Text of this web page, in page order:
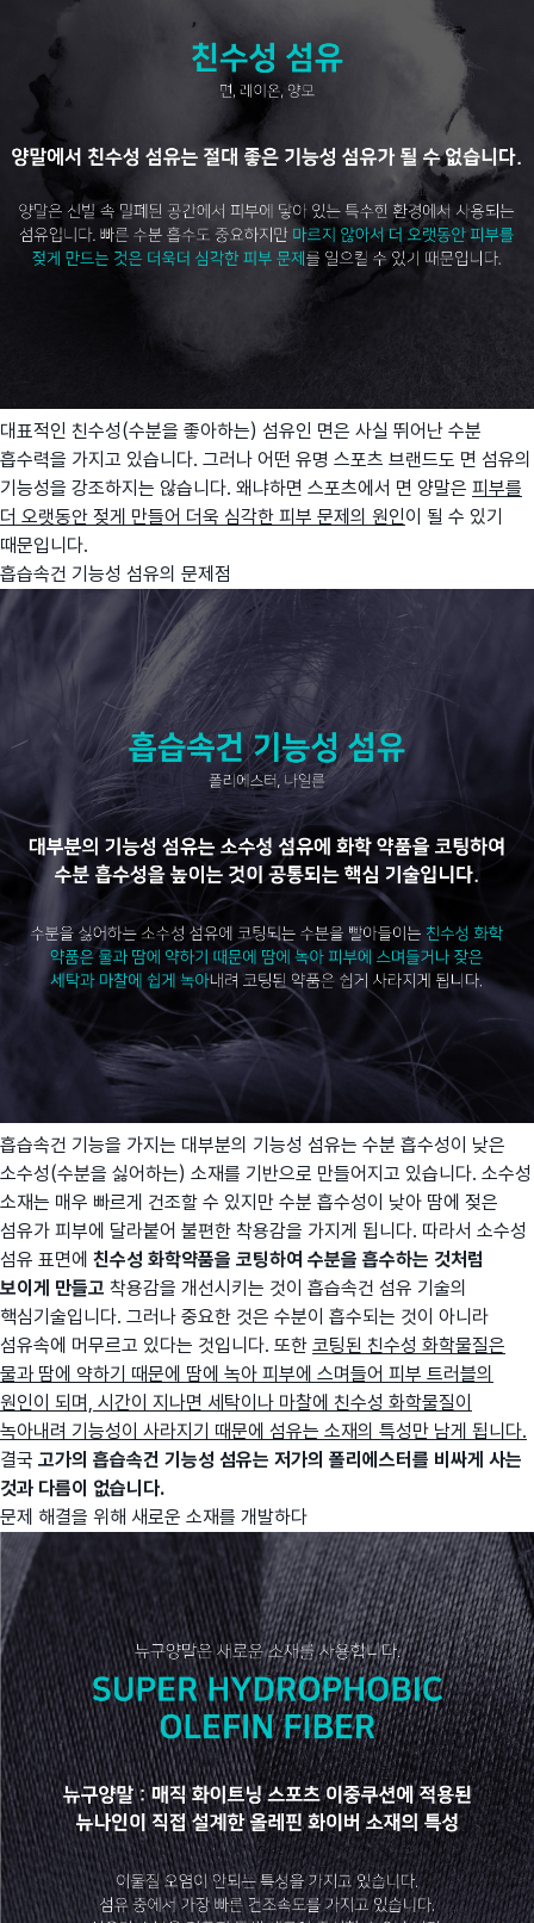
대표적인 친수성(수분을 좋아하는) 섬유인 면은 사실 뛰어난 수분
흡수력을 가지고 있습니다. 그러나 어떤 유명 스포츠 브랜드도 면 섬유의
기능성을 강조하지는 않습니다. 왜냐하면 스포츠에서 면 양말은 피부를
더 오랫동안 젖게 만들어 더욱 심각한 피부 문제의 원인이 될 수 있기
때문입니다.
흡습속건 기능성 섬유의 문제점
흡습속건 기능을 가지는 대부분의 기능성 섬유는 수분 흡수성이 낮은
소수성(수분을 싫어하는) 소재를 기반으로 만들어지고 있습니다. 소수성
소재는 매우 빠르게 건조할 수 있지만 수분 흡수성이 낮아 땀에 젖은
섬유가 피부에 달라붙어 불편한 착용감을 가지게 됩니다. 따라서 소수성
섬유 표면에 친수성 화학약품을 코팅하여 수분을 흡수하는 것처럼
보이게 만들고 착용감을 개선시키는 것이 흡습속건 섬유 기술의
핵심기술입니다. 그러나 중요한 것은 수분이 흡수되는 것이 아니라
섬유속에 머무르고 있다는 것입니다. 또한 코팅된 친수성 화학물질은
물과 땀에 약하기 때문에 땀에 녹아 피부에 스며들어 피부 트러블의
원인이 되며, 시간이 지나면 세탁이나 마찰에 친수성 화학물질이
녹아내려 기능성이 사라지기 때문에 섬유는 소재의 특성만 남게 됩니다.
결국 고가의 흡습속건 기능성 섬유는 저가의 폴리에스터를 비싸게 사는
것과 다름이 없습니다.
문제 해결을 위해 새로운 소재를 개발하다